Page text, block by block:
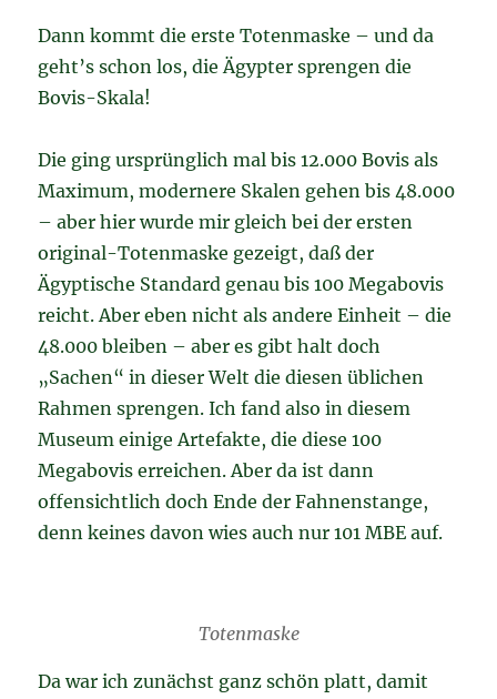
Dann kommt die erste Totenmaske – und da
geht’s schon los, die Ägypter sprengen die
Bovis-Skala!
Die ging ursprünglich mal bis 12.000 Bovis als
Maximum, modernere Skalen gehen bis 48.000
– aber hier wurde mir gleich bei der ersten
original-Totenmaske gezeigt, daß der
Ägyptische Standard genau bis 100 Megabovis
reicht. Aber eben nicht als andere Einheit – die
48.000 bleiben – aber es gibt halt doch
„Sachen“ in dieser Welt die diesen üblichen
Rahmen sprengen. Ich fand also in diesem
Museum einige Artefakte, die diese 100
Megabovis erreichen. Aber da ist dann
offensichtlich doch Ende der Fahnenstange,
denn keines davon wies auch nur 101 MBE auf.
Totenmaske
Da war ich zunächst ganz schön platt, damit